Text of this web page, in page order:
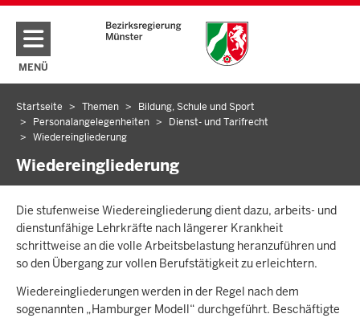
Direkt zum Inhalt
MENÜ
NAVIGATION AKTIVIEREN/DEAKTIVIEREN: HAUPTMENÜ
Sie
befinden
hier
Startseite Themen
Bildung, Schule und Sport
Personalangelegenheiten
Dienst- und Tarifrecht
Wiedereingliederung
Wiedereingliederung
Die stufenweise Wiedereingliederung dient dazu, arbeits- und
dienstunfähige Lehrkräfte nach längerer Krankheit
schrittweise an die volle Arbeitsbelastung heranzuführen und
so den Übergang zur vollen Berufstätigkeit zu erleichtern.
Wiedereingliederungen werden in der Regel nach dem
sogenannten „Hamburger Modell“ durchgeführt. Beschäftigte